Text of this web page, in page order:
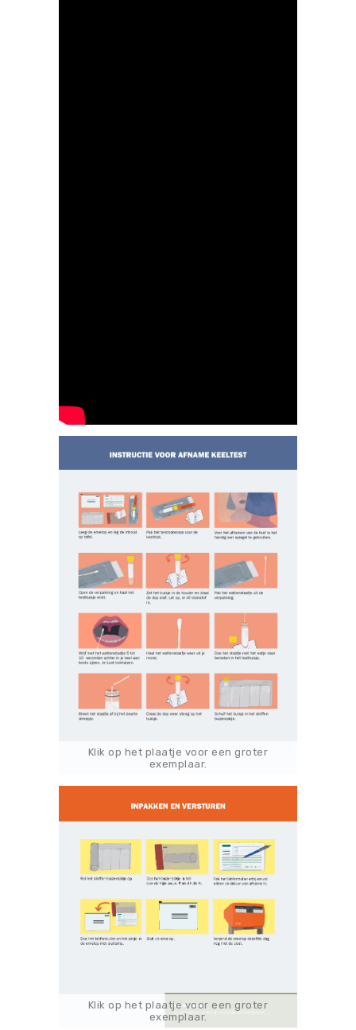
Klik op het plaatje voor een groter
exemplaar.
Klik op het plaatje voor een groter
exemplaar.